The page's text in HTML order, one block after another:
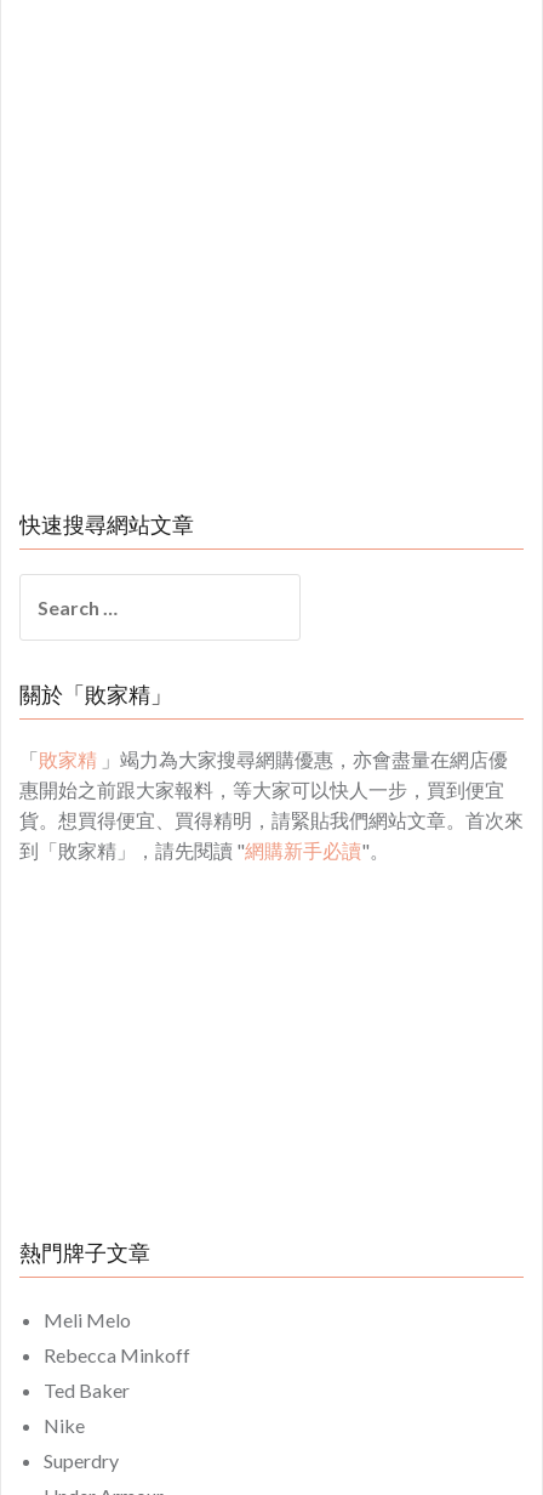
快速搜尋網站文章
for:
關於「敗家精」
「敗家精 」竭力為大家搜尋網購優惠，亦會盡量在網店優
惠開始之前跟大家報料，等大家可以快人一步，買到便宜
貨。想買得便宜、買得精明，請緊貼我們網站文章。首次來
到「敗家精」，請先閱讀 "網購新手必讀"。
熱門牌子文章
Meli Melo
Rebecca Minkoff
Ted Baker
Nike
Superdry